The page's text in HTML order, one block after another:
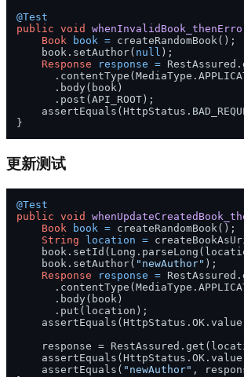
@Test
public void
Book
book = createRandomBook();
    book.setAuthor(
null );
Response
response =
      .body(book)
      .post(API_ROOT);
更新测试
@Test
public void
Book
book = createRandomBook();
String
location =
    book.setAuthor(
"newAuthor" );
Response
response =
      .body(book)
      .put(location);
response =
    assertEquals(
"newAuthor" ,